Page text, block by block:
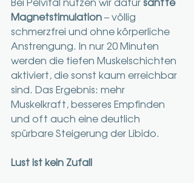
Magnetstimulation – völlig
schmerzfrei und ohne körperliche
Anstrengung. In nur 20 Minuten
werden die tiefen Muskelschichten
aktiviert, die sonst kaum erreichbar
sind. Das Ergebnis: mehr
Muskelkraft, besseres Empfinden
und oft auch eine deutlich
spürbare Steigerung der Libido.
Lust ist kein Zufall